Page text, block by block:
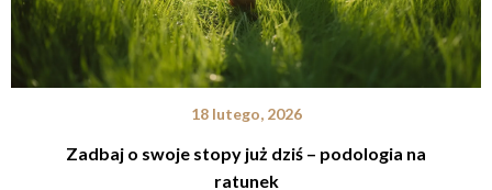
18 lutego, 2026
Zadbaj o swoje stopy już dziś – podologia na
ratunek